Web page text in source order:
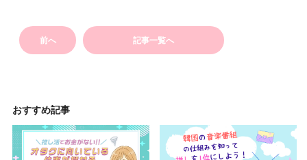
前へ 記事一覧へ
おすすめ記事